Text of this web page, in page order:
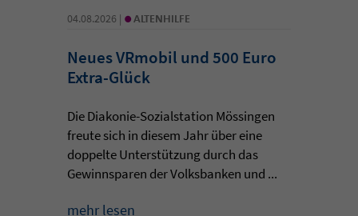
04.08.2026 | • ALTENHILFE
Neues VRmobil und 500 Euro
Extra-Glück
Die Diakonie-Sozialstation Mössingen
freute sich in diesem Jahr über eine
doppelte Unterstützung durch das
Gewinnsparen der Volksbanken und ...
mehr lesen